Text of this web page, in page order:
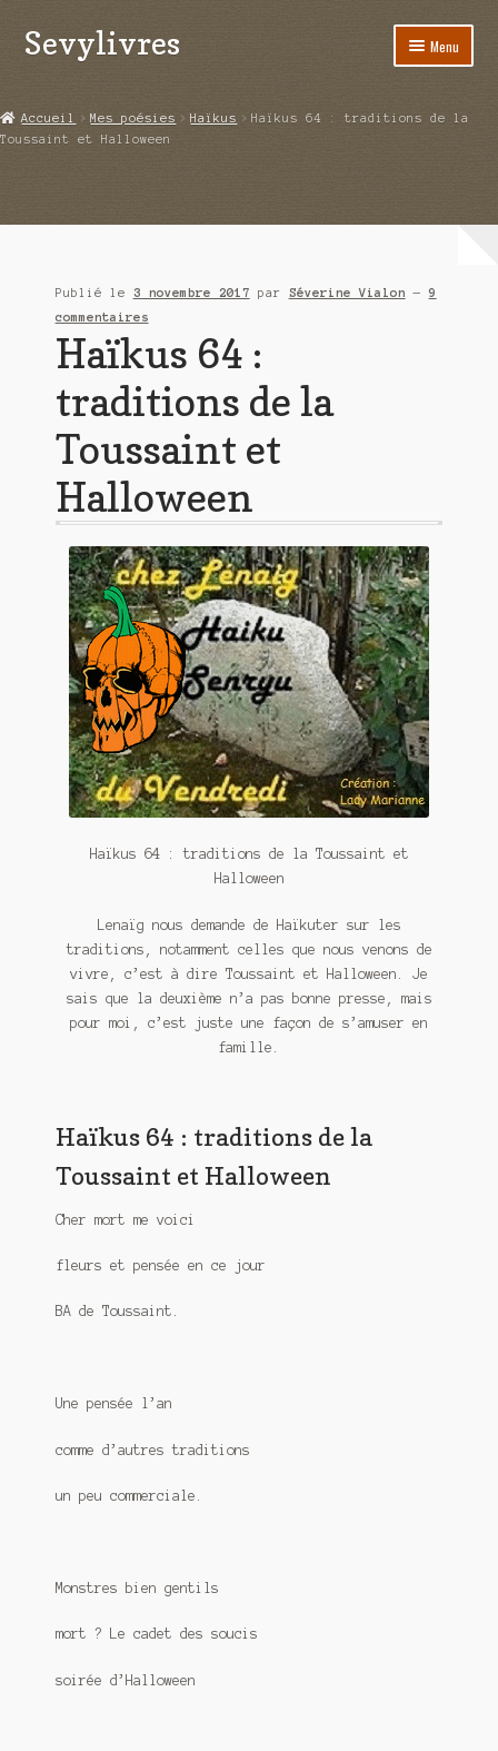
Aller
Aller
au
Sevylivres Menu
A l’abri de la différence trilogie
Au nom de la justice
Boutique
Commande
Contact
De(s)tracteur réduit au silence
Enlèvement rêvé
Entre père et fils
Il fallait me laisser mourir
La clé du bonheur
Les boules du Père Noël
Liste de tous mes romans
Mes romans
Meurtre en alternance
Mon Compte
Panier
Sans retour
Sauver ou périr
Accueil Mes poésies Haïkus
Haïkus 64 : traditions de la
Toussaint et Halloween
Publié le 3 novembre 2017 par Séverine Vialon — 9
commentaires
Haïkus 64 :
traditions de la
Toussaint et
Halloween
Haïkus 64 : traditions de la Toussaint et
Halloween
Lenaïg nous demande de Haïkuter sur les
traditions, notamment celles que nous venons de
vivre, c’est à dire Toussaint et Halloween. Je
sais que la deuxième n’a pas bonne presse, mais
pour moi, c’est juste une façon de s’amuser en
famille.
Haïkus 64 : traditions de la
Toussaint et Halloween
Cher mort me voici
fleurs et pensée en ce jour
BA de Toussaint.
Une pensée l’an
comme d’autres traditions
un peu commerciale.
Monstres bien gentils
mort ? Le cadet des soucis
soirée d’Halloween